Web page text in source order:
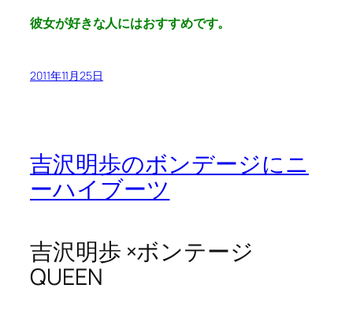
彼女が好きな人にはおすすめです。
2011年11月25日
吉沢明歩のボンデージにニ
ーハイブーツ
吉沢明歩 ×ボンテージ
QUEEN